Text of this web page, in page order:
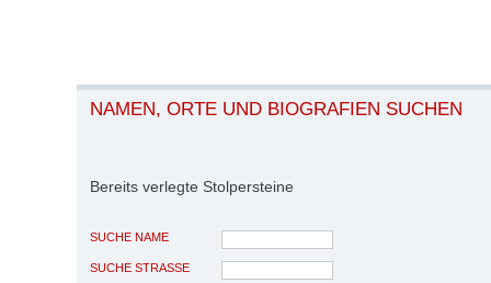
NAMEN, ORTE UND BIOGRAFIEN SUCHEN
Bereits verlegte Stolpersteine
SUCHE NAME
SUCHE STRASSE